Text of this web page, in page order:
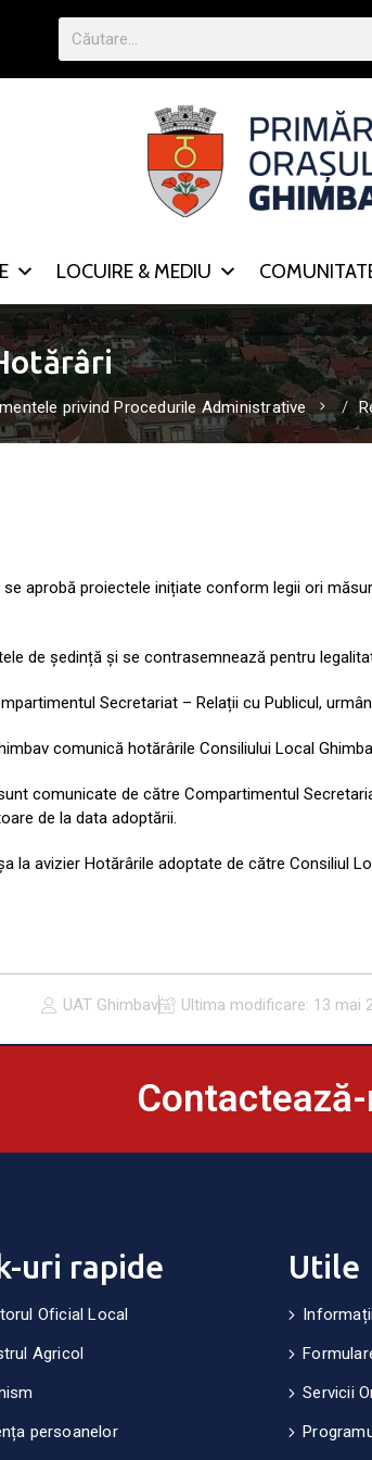
LOCUIRE & MEDIU
privind Procedurile Administrative
aprobă proiectele inițiate conform legii ori
de ședință și se contrasemnează pentru
Secretariat – Relații cu Publicul,
comunică hotărârile Consiliului Local
comunicate de către Compartimentul
de la data adoptării.
la avizier Hotărârile adoptate de către Consiliul
UAT Ghimbav Ultima modificare: 13 mai
uri rapide
Oficial Local
Agricol
persoanelor
Utile
Servicii